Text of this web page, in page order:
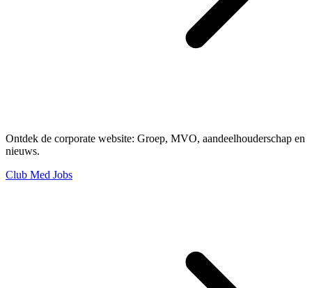
Ontdek de corporate website: Groep, MVO, aandeelhouderschap en
nieuws.
Club Med Jobs